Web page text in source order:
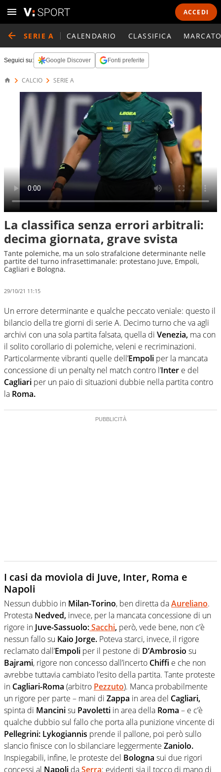
ACCEDI
SERIE A CALENDARIO CLASSIFICA
Seguici su: Google Discover Fonti preferite
CALCIO SERIE A
La classifica senza errori arbitrali:
decima giornata, grave svista
Tante polemiche, ma un solo strafalcione determinante nelle
partite del turno infrasettimanale: protestano Juve, Empoli,
Cagliari e Bologna.
29/10/21 11:15
Un errore determinante e qualche peccato veniale: questo il
bilancio della tre giorni di serie A. Decimo turno che va agli
archivi con una sola partita falsata, quella di Venezia, ma con
il solito corollario di polemiche, veleni e recriminazioni.
Particolarmente vibranti quelle dell’Empoli per la mancata
concessione di un penalty nel match contro l’Inter e del
Cagliari per un paio di situazioni dubbie nella partita contro
la Roma.
I casi da moviola di Juve, Inter, Roma e
Napoli
Nessun dubbio in Milan-Torino, ben diretta daAureliano.
Protesta Nedved, invece, per la mancata concessione di un
rigore in Juve-Sassuolo:Sacchi, però, vede bene, non c’è
nessun fallo su Kaio Jorge. Poteva starci, invece, il rigore
reclamato dall’Empoli per il pestone di D’Ambrosio su
Bajrami, rigore non concesso dall’incerto Chiffi e che non
avrebbe tuttavia cambiato l’esito della partita. Tante proteste
in Cagliari-Roma (arbitro Pezzuto). Manca probabilmente
un rigore per parte – mani di Zappa in area del Cagliari,
spinta di Mancinisu Pavoletti in area della Roma – e c’è
qualche dubbio sul fallo che porta alla punizione vincente di
Pellegrini: Lykogiannis prende il pallone, poi però sullo
slancio finisce con lo sbilanciare leggermente Zaniolo.
Inspiegabili, infine, le proteste del Bologna sui due rigori
concessi al Napoli daSerra: evidenti sia il tocco di mano di